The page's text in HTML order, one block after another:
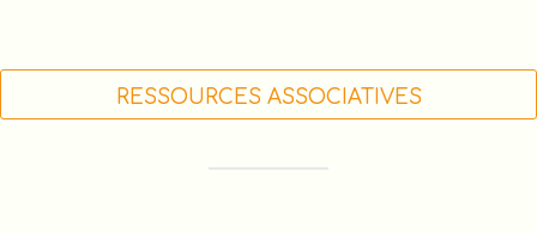
RESSOURCES ASSOCIATIVES